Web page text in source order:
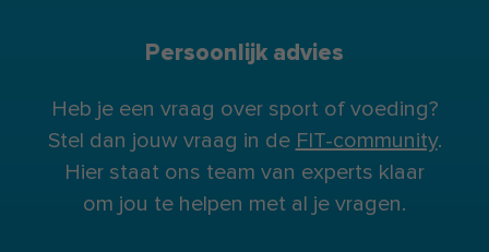
Persoonlijk advies
Heb je een vraag over sport of voeding?
Stel dan jouw vraag in de FIT-community.
Hier staat ons team van experts klaar
om jou te helpen met al je vragen.